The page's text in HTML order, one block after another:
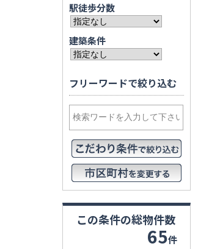
駅徒歩分数
建築条件
フリーワードで絞り込む
この条件の総物件数
65件